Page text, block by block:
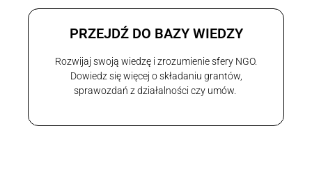
PRZEJDŹ DO BAZY WIEDZY
Rozwijaj swoją wiedzę i zrozumienie sfery NGO.
Dowiedz się więcej o składaniu grantów,
sprawozdań z działalności czy umów.